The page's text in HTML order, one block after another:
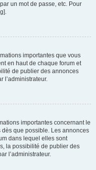
un mot de passe, etc. Pour
importantes que vous
en haut de chaque forum et
de publier des annonces
l’administrateur.
importantes concernant le
que possible. Les annonces
dans lequel elles sont
la possibilité de publier des
l’administrateur.